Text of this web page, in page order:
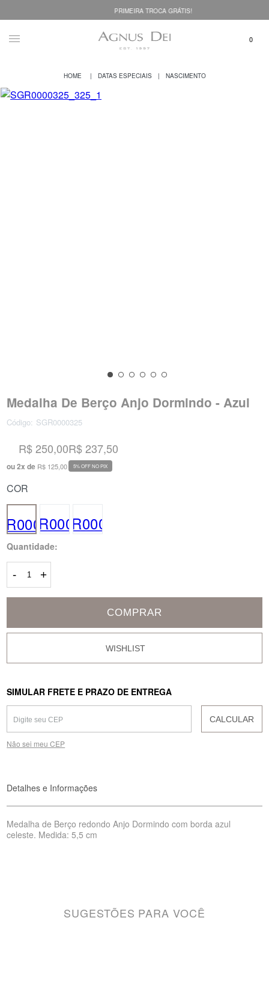
PRIMEIRA TROCA GRÁTIS!
DATAS ESPECIAIS NASCIMENTO
Medalha De Berço Anjo Dormindo - Azul
Código: SGR0000325
R$ 250,00
ou2x de R$ 125,00
R$ 237,50
5% OFF NO PIX
COR
Quantidade:
- +
COMPRAR
SIMULAR FRETE E PRAZO DE ENTREGA
CALCULAR
Não sei meu CEP
Detalhes e Informações
Medalha de Berço redondo Anjo Dormindo com borda azul
celeste. Medida: 5,5 cm
SUGESTÕES PARA VOCÊ